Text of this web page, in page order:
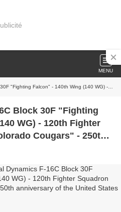
MENU
120th Fighter Squadron (120 FS) "Colorado Cougars" - 250th anniversary of the United States of America
Block 30F "Fighting
WG) - 120th Fighter
Cougars" - 250th
States of America